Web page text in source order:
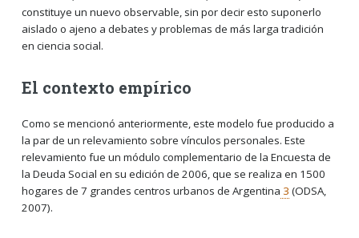
constituye un nuevo observable, sin por decir esto suponerlo
aislado o ajeno a debates y problemas de más larga tradición
en ciencia social.
El contexto empírico
Como se mencionó anteriormente, este modelo fue producido a
la par de un relevamiento sobre vínculos personales. Este
relevamiento fue un módulo complementario de la Encuesta de
la Deuda Social en su edición de 2006, que se realiza en 1500
hogares de 7 grandes centros urbanos de Argentina 3 (ODSA,
2007).